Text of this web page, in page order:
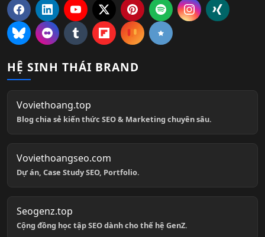
HỆ SINH THÁI BRAND
Voviethoang.top
Blog chia sẻ kiến thức SEO & Marketing chuyên sâu.
Voviethoangseo.com
Dự án, Case Study SEO, Portfolio.
Seogenz.top
Cộng đồng học tập SEO dành cho thế hệ GenZ.